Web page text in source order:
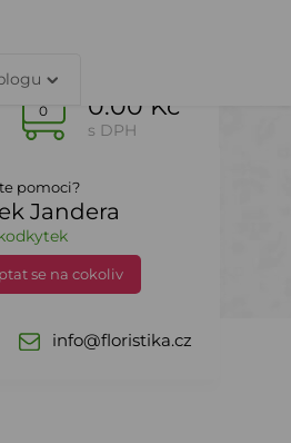
0 0.00 Kč
s DPH
DealZone
pomoci?
Jandera
se na cokoliv
info@floristika.cz